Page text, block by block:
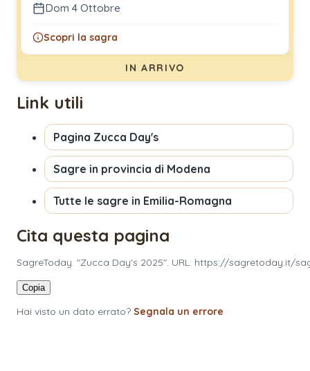
Dom 4 Ottobre
Scopri la sagra
IN ARRIVO
Link utili
Pagina Zucca Day's
Sagre in provincia di Modena
Tutte le sagre in Emilia-Romagna
Cita questa pagina
SagreToday. "Zucca Day's 2025". URL: https://
Copia
Hai visto un dato errato? Segnala un errore